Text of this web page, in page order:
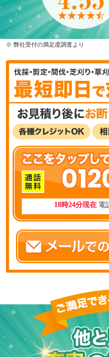
※ 弊社受付の満足度調査より
18時24分現在 電